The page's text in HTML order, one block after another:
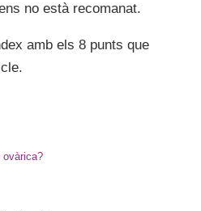
no està recomanat.
amb els 8 punts que
ovàrica?